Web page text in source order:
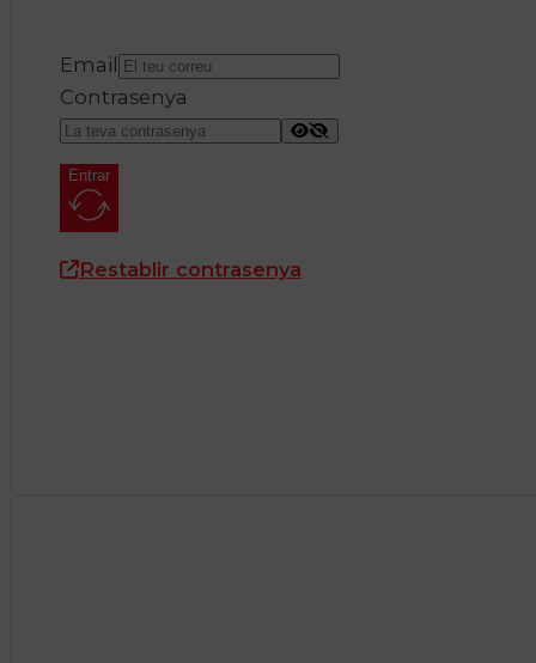
Email
Contrasenya
Entrar
Restablir contrasenya